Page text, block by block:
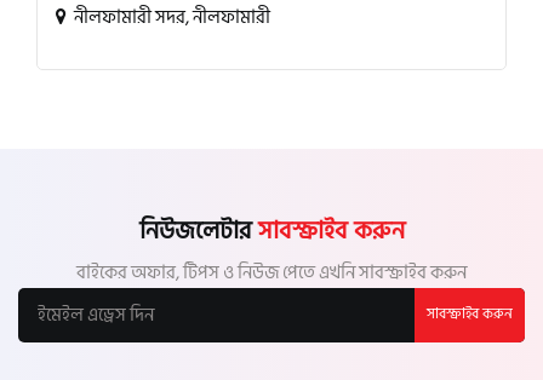
নীলফামারী সদর, নীলফামারী
নিউজলেটারসাবস্ক্রাইব করুন
বাইকের অফার, টিপস ও নিউজ পেতে এখনি সাবস্ক্রাইব করুন
সাবস্ক্রাইব করুন